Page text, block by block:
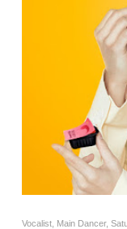
Vocalist, Main Dancer,